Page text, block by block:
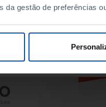
da gestão de preferências
a ser